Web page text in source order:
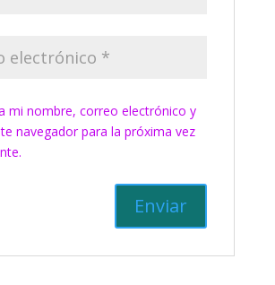
mi nombre, correo electrónico y
navegador para la próxima vez